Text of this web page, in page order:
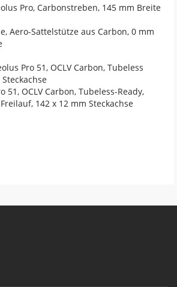
Pro, Carbonstreben, 145 mm Breite
Aero-Sattelstütze aus Carbon, 0 mm
Pro 51, OCLV Carbon, Tubeless
51, OCLV Carbon, Tubeless-Ready,
142 x 12 mm Steckachse